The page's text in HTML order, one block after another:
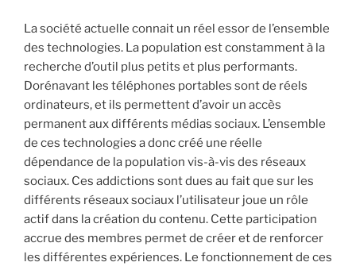
La société actuelle connait un réel essor de l’ensemble
des technologies. La population est constamment à la
recherche d’outil plus petits et plus performants.
Dorénavant les téléphones portables sont de réels
ordinateurs, et ils permettent d’avoir un accès
permanent aux différents médias sociaux. L’ensemble
de ces technologies a donc créé une réelle
dépendance de la population vis-à-vis des réseaux
sociaux. Ces addictions sont dues au fait que sur les
différents réseaux sociaux l’utilisateur joue un rôle
actif dans la création du contenu. Cette participation
accrue des membres permet de créer et de renforcer
les différentes expériences. Le fonctionnement de ces